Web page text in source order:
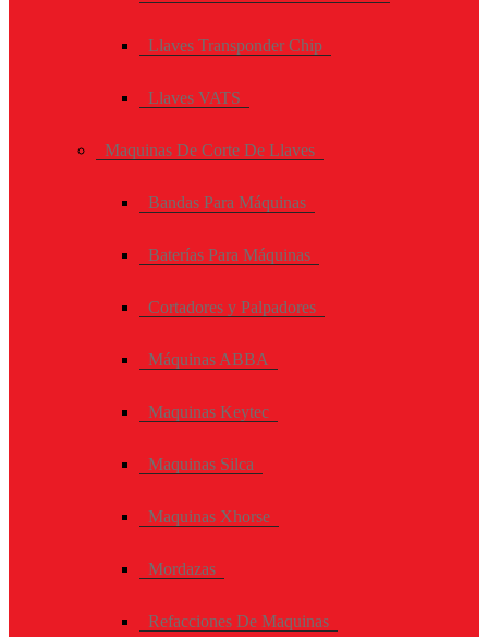
Llaves Transponder Chip
Llaves VATS
Maquinas De Corte De Llaves
Bandas Para Máquinas
Baterías Para Máquinas
Cortadores y Palpadores
Máquinas ABBA
Maquinas Keytec
Maquinas Silca
Maquinas Xhorse
Mordazas
Refacciones De Maquinas